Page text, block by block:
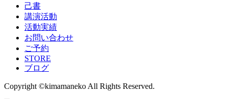
己書
講演活動
活動実績
お問い合わせ
ご予約
STORE
ブログ
Copyright ©kimamaneko All Rights Reserved.